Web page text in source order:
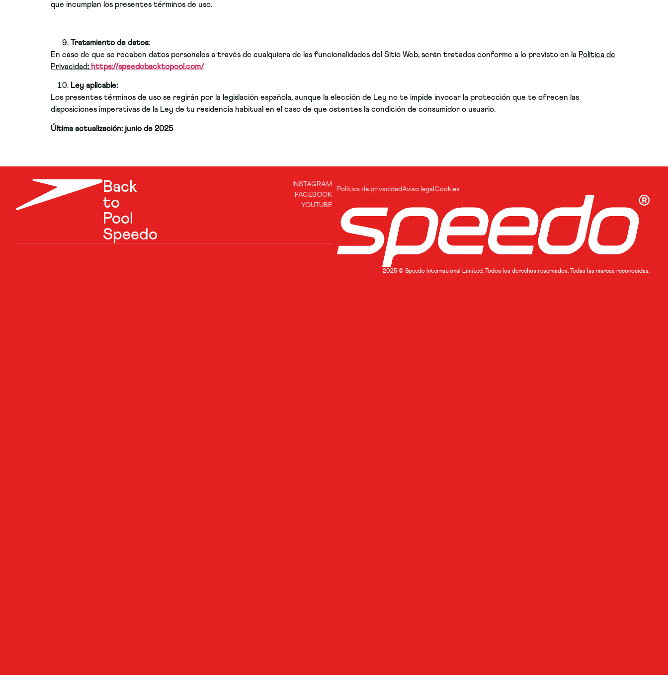
que incumplan los presentes términos de uso.
Tratamiento de datos:
En caso de que se recaben datos personales a través de cualquiera de las funcionalidades del Sitio Web, serán tratados conforme a lo previsto en la Política de
Privacidad: https://speedobacktopool.com/
Ley aplicable:
Los presentes términos de uso se regirán por la legislación española, aunque la elección de Ley no te impide invocar la protección que te ofrecen las
disposiciones imperativas de la Ley de tu residencia habitual en el caso de que ostentes la condición de consumidor o usuario.
Última actualización: junio de 2025
Back
to
Pool
Speedo
INSTAGRAM
FACEBOOK
YOUTUBE
Política de privacidadAviso legalCookies
2025 © Speedo International Limited. Todos los derechos reservados. Todas las marcas reconocidas.